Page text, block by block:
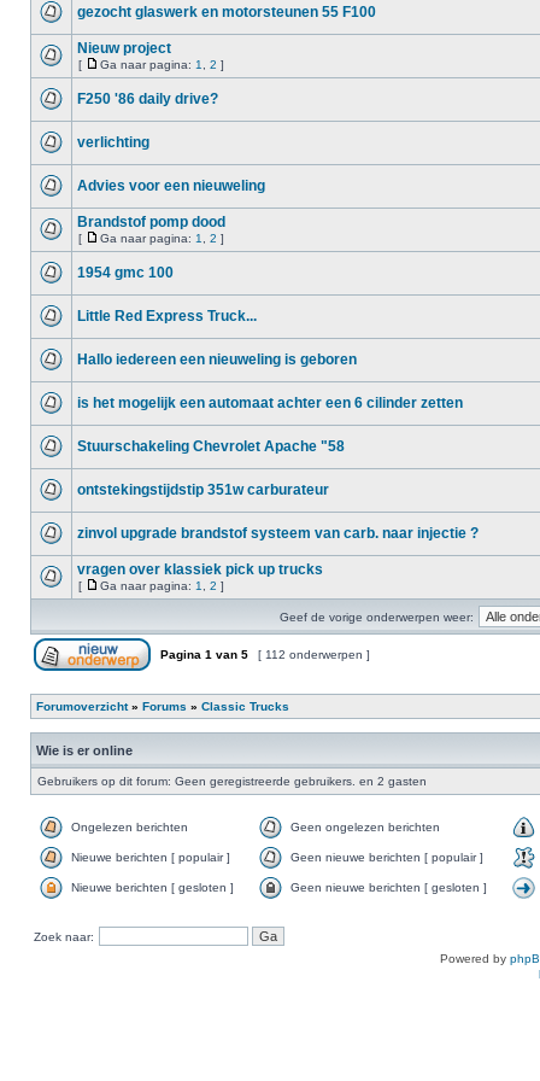
gezocht glaswerk en motorsteunen 55 F100
Nieuw project
[ Ga naar pagina: 1 2 ]
F250 '86 daily drive?
verlichting
Advies voor een nieuweling
Brandstof pomp dood
[ Ga naar pagina: 1 2 ]
1954 gmc 100
Little Red Express Truck...
Hallo iedereen een nieuweling is geboren
is het mogelijk een automaat achter een 6 cilinder zetten
Stuurschakeling Chevrolet Apache "58
ontstekingstijdstip 351w carburateur
zinvol upgrade brandstof systeem van carb. naar injectie ?
vragen over klassiek pick up trucks
[ Ga naar pagina: 1 2 ]
Geef de vorige onderwerpen weer:
Pagina 1 van 5 [ 112 onderwerpen ]
Forumoverzicht» Forums » Classic Trucks
Wie is er online
Gebruikers op dit forum: Geen geregistreerde gebruikers. en 2 gasten
Ongelezen berichten Geen ongelezen berichten
Nieuwe berichten [ populair ] Geen nieuwe berichten [ populair ]
Nieuwe berichten [ gesloten ] Geen nieuwe berichten [ gesloten ]
Zoek naar:
Powered by